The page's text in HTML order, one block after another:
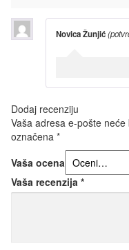
Novica Žunjić
Dodaj recenziju
Vaša adresa e-pošte neće
označena *
Vaša ocena
Vaša recenzija *